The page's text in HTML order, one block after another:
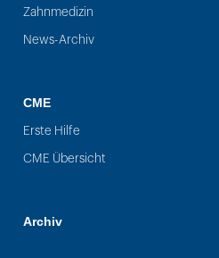
Zahnmedizin
News-Archiv
CME
Erste Hilfe
CME Übersicht
Archiv